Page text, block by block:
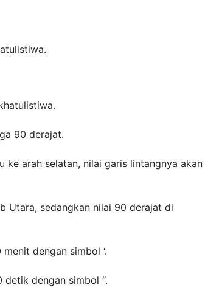
90 derajat.
ke arah selatan, nilai garis lintangnya akan
Utara, sedangkan nilai 90 derajat di
dengan simbol ‘.
dengan simbol “.